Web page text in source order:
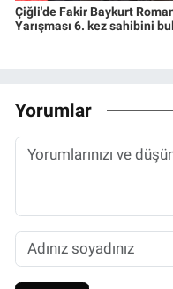
Çiğli'de Fakir Baykurt
Yarışması 6. kez sahibini
Yorumlar